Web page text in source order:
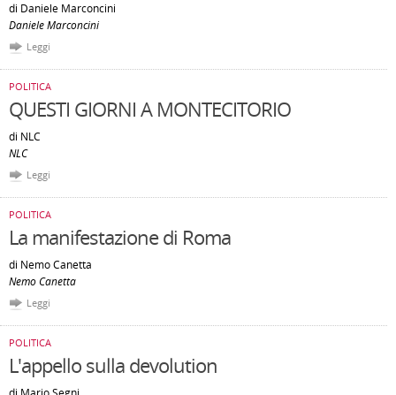
di Daniele Marconcini
Daniele Marconcini
Leggi
POLITICA
QUESTI GIORNI A MONTECITORIO
di NLC
NLC
Leggi
POLITICA
La manifestazione di Roma
di Nemo Canetta
Nemo Canetta
Leggi
POLITICA
L'appello sulla devolution